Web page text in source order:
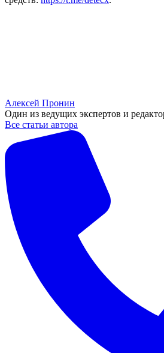
Алексей Пронин
Один из ведущих экспертов и
Все статьи автора